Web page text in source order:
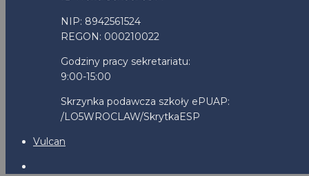
NIP: 8942561524
REGON: 000210022
Godziny pracy sekretariatu:
9:00-15:00
Skrzynka podawcza szkoły ePUAP:
/LO5WROCLAW/SkrytkaESP
Vulcan